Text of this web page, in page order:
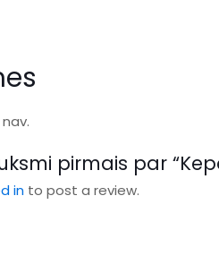
pirmais par
in to post a review.